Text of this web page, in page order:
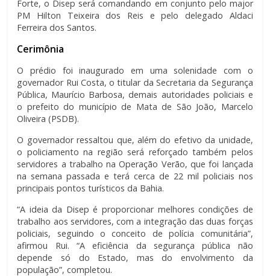
Forte, o Disep será comandando em conjunto pelo major
PM Hilton Teixeira dos Reis e pelo delegado Aldaci
Ferreira dos Santos.
Cerimônia
O prédio foi inaugurado em uma solenidade com o
governador Rui Costa, o titular da Secretaria da Segurança
Pública, Maurício Barbosa, demais autoridades policiais e
o prefeito do município de Mata de São João, Marcelo
Oliveira (PSDB).
O governador ressaltou que, além do efetivo da unidade,
o policiamento na região será reforçado também pelos
servidores a trabalho na Operação Verão, que foi lançada
na semana passada e terá cerca de 22 mil policiais nos
principais pontos turísticos da Bahia.
“A ideia da Disep é proporcionar melhores condições de
trabalho aos servidores, com a integração das duas forças
policiais, seguindo o conceito de polícia comunitária”,
afirmou Rui. “A eficiência da segurança pública não
depende só do Estado, mas do envolvimento da
população”, completou.